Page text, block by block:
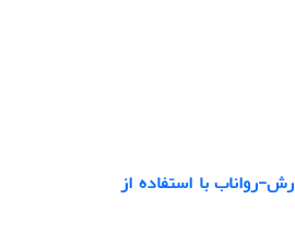
رواناب با استفاده از